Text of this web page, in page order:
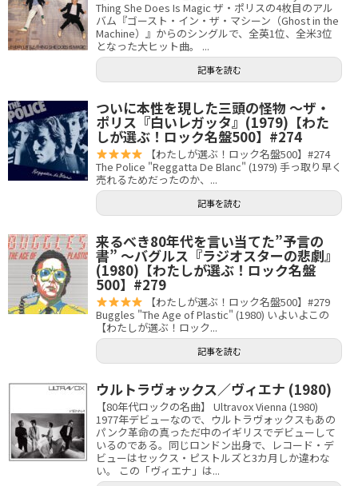
Thing She Does Is Magic ザ・ポリスの4枚目のアル
バム『ゴースト・イン・ザ・マシーン（Ghost in the
Machine）』からのシングルで、全英1位、全米3位
となった大ヒット曲。 ...
記事を読む
ついに本性を現した三頭の怪物 〜ザ・
ポリス『白いレガッタ』(1979)【わた
しが選ぶ！ロック名盤500】#274
【わたしが選ぶ！ロック名盤500】#274
The Police "Reggatta De Blanc" (1979) 手っ取り早く
売れるためだったのか、...
記事を読む
来るべき80年代を言い当てた”予言の
書” 〜バグルス『ラジオスターの悲劇』
(1980)【わたしが選ぶ！ロック名盤
500】#279
【わたしが選ぶ！ロック名盤500】#279
Buggles "The Age of Plastic" (1980) いよいよこの
【わたしが選ぶ！ロック...
記事を読む
ウルトラヴォックス／ヴィエナ (1980)
【80年代ロックの名曲】 Ultravox Vienna (1980)
1977年デビューなので、ウルトラヴォックスもあの
パンク革命の真っただ中のイギリスでデビューして
いるのである。同じロンドン出身で、レコード・デ
ビューはセックス・ピストルズと3カ月しか違わな
い。 この「ヴィエナ」は...